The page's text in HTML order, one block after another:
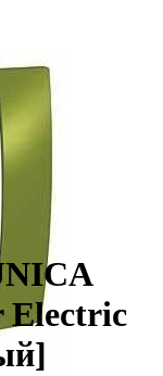
Electric